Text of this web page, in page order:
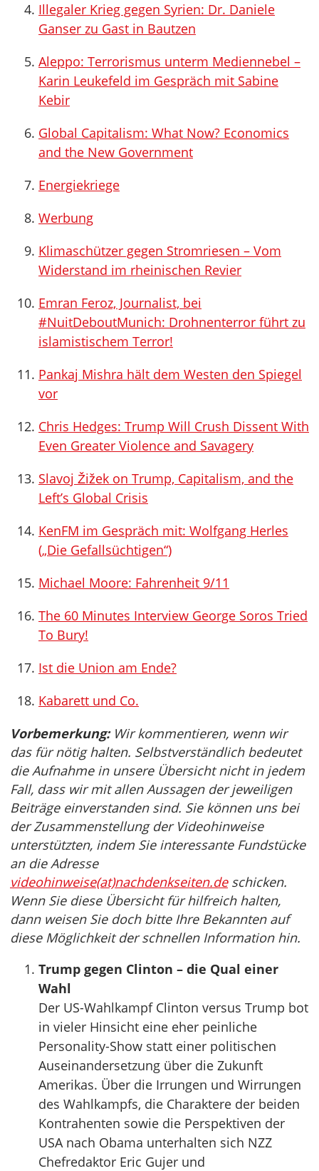
Illegaler Krieg gegen Syrien: Dr. Daniele
Ganser zu Gast in Bautzen
Aleppo: Terrorismus unterm Mediennebel –
Karin Leukefeld im Gespräch mit Sabine
Kebir
Global Capitalism: What Now? Economics
and the New Government
Energiekriege
Werbung
Klimaschützer gegen Stromriesen – Vom
Widerstand im rheinischen Revier
Emran Feroz, Journalist, bei
#NuitDeboutMunich: Drohnenterror führt zu
islamistischem Terror!
Pankaj Mishra hält dem Westen den Spiegel
vor
Chris Hedges: Trump Will Crush Dissent With
Even Greater Violence and Savagery
Slavoj Žižek on Trump, Capitalism, and the
Left’s Global Crisis
KenFM im Gespräch mit: Wolfgang Herles
(„Die Gefallsüchtigen“)
Michael Moore: Fahrenheit 9/11
The 60 Minutes Interview George Soros Tried
To Bury!
Ist die Union am Ende?
Kabarett und Co.
Vorbemerkung:Wir kommentieren, wenn wir
das für nötig halten. Selbstverständlich bedeutet
die Aufnahme in unsere Übersicht nicht in jedem
Fall, dass wir mit allen Aussagen der jeweiligen
Beiträge einverstanden sind. Sie können uns bei
der Zusammenstellung der Videohinweise
unterstützten, indem Sie interessante Fundstücke
an die Adresse
videohinweise(at)nachdenkseiten.deschicken.
Wenn Sie diese Übersicht für hilfreich halten,
dann weisen Sie doch bitte Ihre Bekannten auf
diese Möglichkeit der schnellen Information hin.
Trump gegen Clinton – die Qual einer
Wahl
Der US-Wahlkampf Clinton versus Trump bot
in vieler Hinsicht eine eher peinliche
Personality-Show statt einer politischen
Auseinandersetzung über die Zukunft
Amerikas. Über die Irrungen und Wirrungen
des Wahlkampfs, die Charaktere der beiden
Kontrahenten sowie die Perspektiven der
USA nach Obama unterhalten sich NZZ
Chefredaktor Eric Gujer und